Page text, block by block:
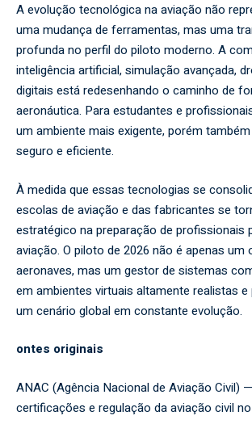
A evolução tecnológica na aviação não
uma mudança de ferramentas, mas uma
profunda no perfil do piloto moderno. A
inteligência artificial, simulação avançada,
digitais está redesenhando o caminho de
aeronáutica. Para estudantes e
um ambiente mais exigente, porém
seguro e eficiente.
À medida que essas tecnologias se
escolas de aviação e das fabricantes se
estratégico na preparação de profissionais
aviação. O piloto de 2026 não é apenas um
aeronaves, mas um gestor de sistemas
em ambientes virtuais altamente realistas e
um cenário global em constante evolução.
ontes originais
ANAC (Agência Nacional de Aviação Civil)
certificações e regulação da aviação civil